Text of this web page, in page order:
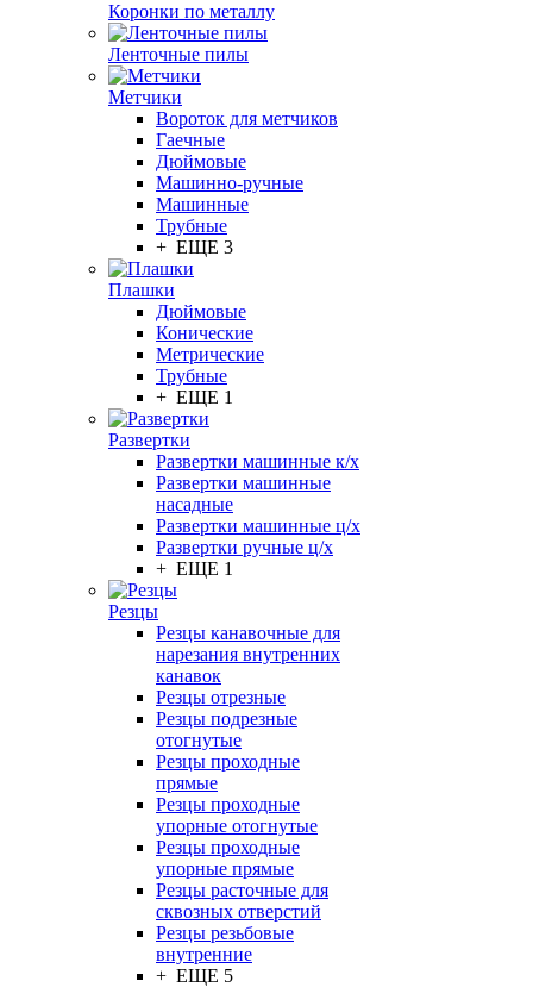
Коронки по металлу
Ленточные пилы
Метчики
Вороток для метчиков
Гаечные
Дюймовые
Машинно-ручные
Машинные
Трубные
+ ЕЩЕ 3
Плашки
Дюймовые
Конические
Метрические
Трубные
+ ЕЩЕ 1
Развертки
Развертки машинные к/х
Развертки машинные
насадные
Развертки машинные ц/х
Развертки ручные ц/х
+ ЕЩЕ 1
Резцы
Резцы канавочные для
нарезания внутренних
канавок
Резцы отрезные
Резцы подрезные
отогнутые
Резцы проходные
прямые
Резцы проходные
упорные отогнутые
Резцы проходные
упорные прямые
Резцы расточные для
сквозных отверстий
Резцы резьбовые
внутренние
+ ЕЩЕ 5